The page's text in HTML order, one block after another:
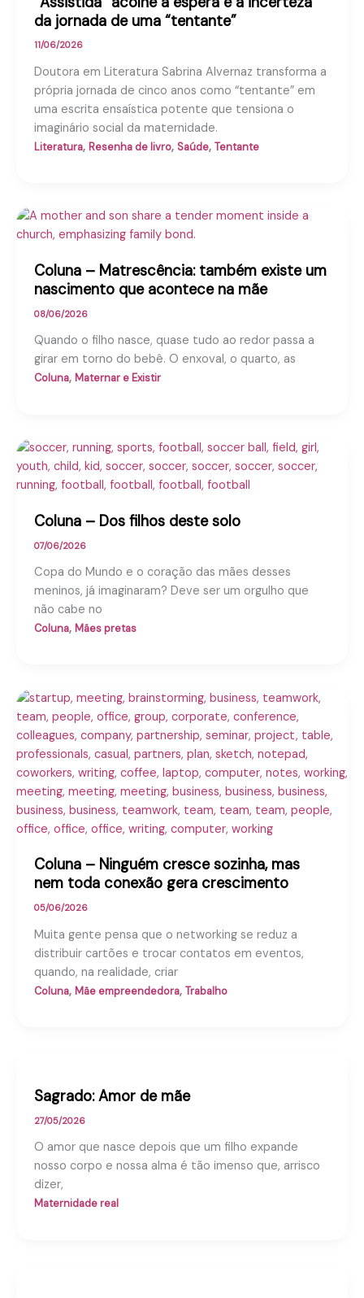
da jornada de uma “tentante”
11/06/2026
Doutora em Literatura Sabrina Alvernaz transforma a
própria jornada de cinco anos como “tentante” em
uma escrita ensaística potente que tensiona o
imaginário social da maternidade.
Literatura, Resenha de livro, Saúde, Tentante
Coluna – Matrescência: também existe um
nascimento que acontece na mãe
08/06/2026
Quando o filho nasce, quase tudo ao redor passa a
girar em torno do bebê. O enxoval, o quarto, as
Coluna, Maternar e Existir
Coluna – Dos filhos deste solo
07/06/2026
Copa do Mundo e o coração das mães desses
meninos, já imaginaram? Deve ser um orgulho que
não cabe no
Coluna, Mães pretas
Coluna – Ninguém cresce sozinha, mas
nem toda conexão gera crescimento
05/06/2026
Muita gente pensa que o networking se reduz a
distribuir cartões e trocar contatos em eventos,
quando, na realidade, criar
Coluna, Mãe empreendedora, Trabalho
Sagrado: Amor de mãe
27/05/2026
O amor que nasce depois que um filho expande
nosso corpo e nossa alma é tão imenso que, arrisco
dizer,
Maternidade real